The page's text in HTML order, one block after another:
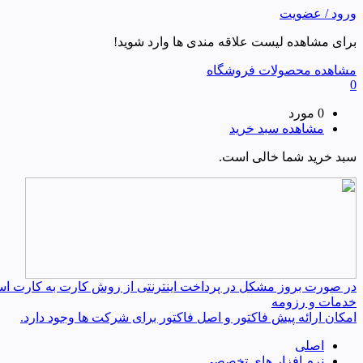
ورود / عضویت
برای مشاهده لیست علاقه مندی ها وارد شوید!
مشاهده محصولات فروشگاه
0
0 مورد
مشاهده سبد خرید
سبد خرید شما خالی است.
در صورت بروز مشکل در پرداخت اینترنتی از روش کارت به کارت
خدمات و رزومه
امکان ارائه پیش فاکتور و اصل فاکتور برای شرکت ها وجود دارد.
اصلی